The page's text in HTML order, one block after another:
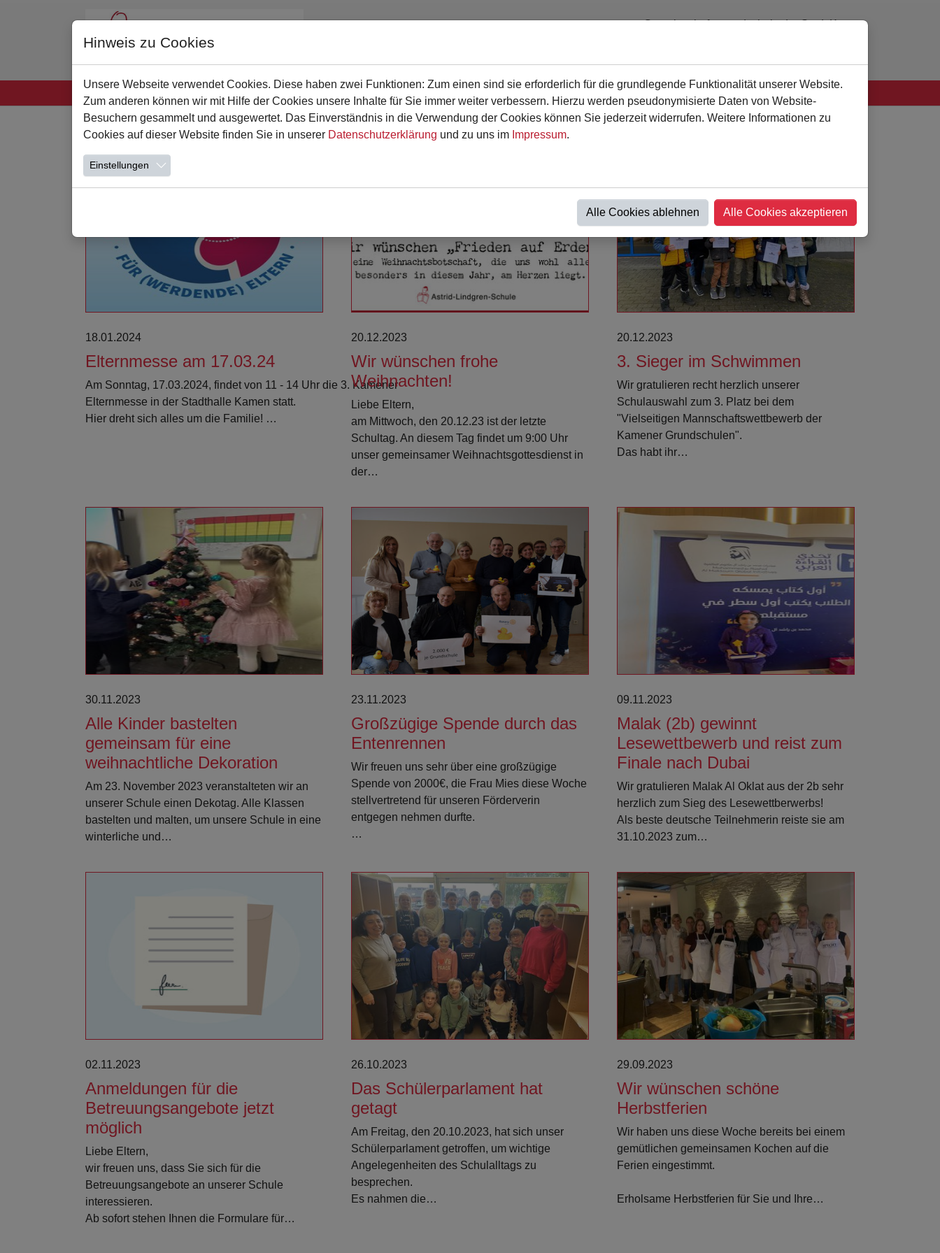
Zum Hauptinhalt springen
Gemeinschaftsgrundschule der Stadt Kamen
18.01.2024
Elternmesse am 17.03.24
Am Sonntag, 17.03.2024, findet von 11 - 14 Uhr die 3. Kamener
Elternmesse in der Stadthalle Kamen statt.
Hier dreht sich alles um die Familie! …
20.12.2023
Wir wünschen frohe
Weihnachten!
Liebe Eltern,
am Mittwoch, den 20.12.23 ist der letzte
Schultag. An diesem Tag findet um 9:00 Uhr
unser gemeinsamer Weihnachtsgottesdienst in
der…
20.12.2023
3. Sieger im Schwimmen
Wir gratulieren recht herzlich unserer
Schulauswahl zum 3. Platz bei dem
"Vielseitigen Mannschaftswettbewerb der
Kamener Grundschulen".
Das habt ihr…
30.11.2023
Alle Kinder bastelten
gemeinsam für eine
weihnachtliche Dekoration
Am 23. November 2023 veranstalteten wir an
unserer Schule einen Dekotag. Alle Klassen
bastelten und malten, um unsere Schule in eine
winterliche und…
Weiterlesen
23.11.2023
Großzügige Spende durch das
Entenrennen
Wir freuen uns sehr über eine großzügige
Spende von 2000€, die Frau Mies diese Woche
stellvertretend für unseren Förderverin
entgegen nehmen durfte.
…
Weiterlesen
09.11.2023
Malak (2b) gewinnt
Lesewettbewerb und reist zum
Finale nach Dubai
Wir gratulieren Malak Al Oklat aus der 2b sehr
herzlich zum Sieg des Lesewettberwerbs!
Als beste deutsche Teilnehmerin reiste sie am
31.10.2023 zum…
02.11.2023
Anmeldungen für die
Betreuungsangebote jetzt
möglich
Liebe Eltern,
wir freuen uns, dass Sie sich für die
Betreuungsangebote an unserer Schule
interessieren.
Ab sofort stehen Ihnen die Formulare für…
Weiterlesen
26.10.2023
Das Schülerparlament hat
getagt
Am Freitag, den 20.10.2023, hat sich unser
Schülerparlament getroffen, um wichtige
Angelegenheiten des Schulalltags zu
besprechen.
Es nahmen die…
Weiterlesen
29.09.2023
Wir wünschen schöne
Herbstferien
Wir haben uns diese Woche bereits bei einem
gemütlichen gemeinsamen Kochen auf die
Ferien eingestimmt.
Erholsame Herbstferien für Sie und Ihre…
Hinweis zu Cookies
Unsere Webseite verwendet Cookies. Diese haben zwei Funktionen: Zum einen sind sie erforderlich für die grundlegende Funktionalität unserer Website.
Zum anderen können wir mit Hilfe der Cookies unsere Inhalte für Sie immer weiter verbessern. Hierzu werden pseudonymisierte Daten von Website-
Besuchern gesammelt und ausgewertet. Das Einverständnis in die Verwendung der Cookies können Sie jederzeit widerrufen. Weitere Informationen zu
Cookies auf dieser Website finden Sie in unserer Datenschutzerklärung und zu uns im Impressum.
Einstellungen
Alle Cookies ablehnen Alle Cookies akzeptieren